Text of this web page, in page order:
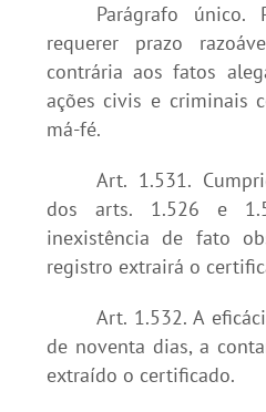
Parágrafo único.
requerer prazo
contrária aos fatos
ações civis e criminais
má-fé.
Art. 1.531.
dos arts. 1.526 e
inexistência de fato
registro extrairá o
Art. 1.532. A
de noventa dias, a
extraído o certificado.